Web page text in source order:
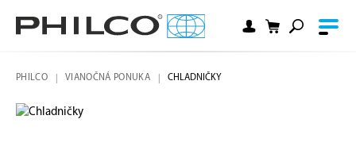
PHILCO VIANOČNÁ PONUKA CHLADNIČKY